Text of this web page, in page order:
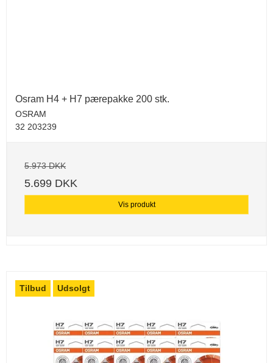
Osram H4 + H7 pærepakke 200 stk.
OSRAM
32 203239
5.973 DKK
5.699 DKK
Vis produkt
Tilbud Udsolgt